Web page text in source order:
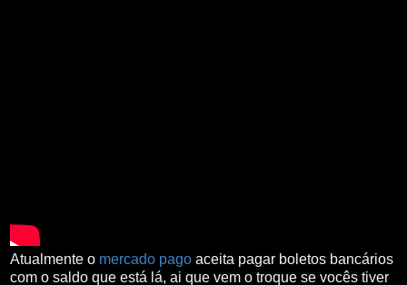
Atualmente o mercado pago aceita pagar boletos bancários
com o saldo que está lá, ai que vem o troque se vocês tiver